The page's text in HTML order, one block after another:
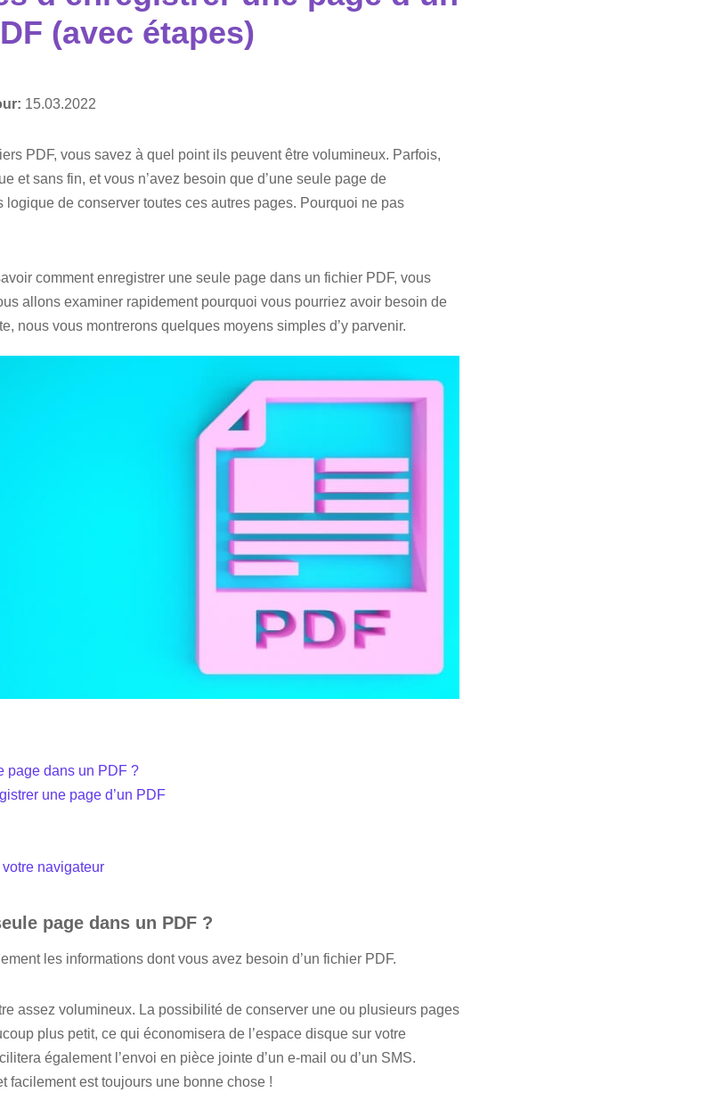
(avec étapes)
15.03.2022
PDF, vous savez à quel point ils peuvent être volumineux. Parfois,
et sans fin, et vous n’avez besoin que d’une seule page de
logique de conserver toutes ces autres pages. Pourquoi ne pas
comment enregistrer une seule page dans un fichier PDF, vous
allons examiner rapidement pourquoi vous pourriez avoir besoin de
nous vous montrerons quelques moyens simples d’y parvenir.
page dans un PDF ?
une page d’un PDF
navigateur
page dans un PDF ?
les informations dont vous avez besoin d’un fichier PDF.
assez volumineux. La possibilité de conserver une ou plusieurs pages
plus petit, ce qui économisera de l’espace disque sur votre
également l’envoi en pièce jointe d’un e-mail ou d’un SMS.
facilement est toujours une bonne chose !